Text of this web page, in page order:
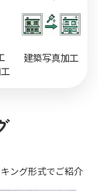
建築写真加工
ング形式でご紹介